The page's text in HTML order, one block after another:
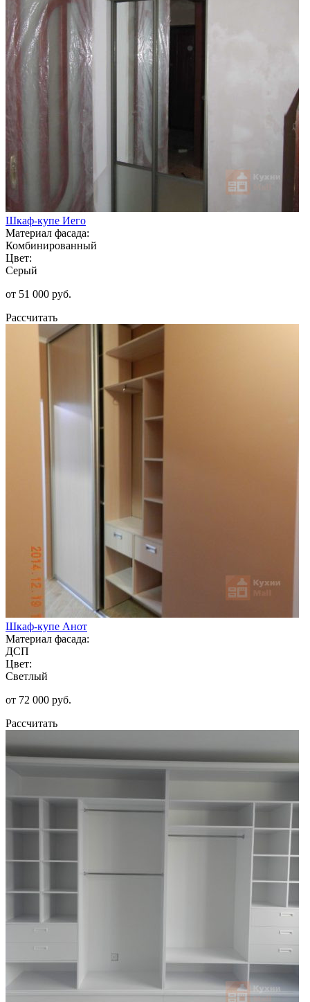
Шкаф-купе Иего
Материал фасада:
Комбинированный
Цвет:
Серый
от 51 000 руб.
Рассчитать
Шкаф-купе Анот
Материал фасада:
ДСП
Цвет:
Светлый
от 72 000 руб.
Рассчитать